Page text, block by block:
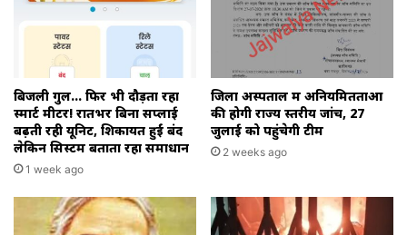
बिजली गुल… फिर भी दौड़ता रहा
स्मार्ट मीटर! रातभर बिना सप्लाई
बढ़ती रही यूनिट, शिकायतें हुईं बंद
लेकिन सिस्टम बताता रहा समाधान
1 week ago
जिला अस्पताल में अनियमितताओं
की होगी राज्य स्तरीय जांच, 27
जुलाई को पहुंचेगी टीम
2 weeks ago